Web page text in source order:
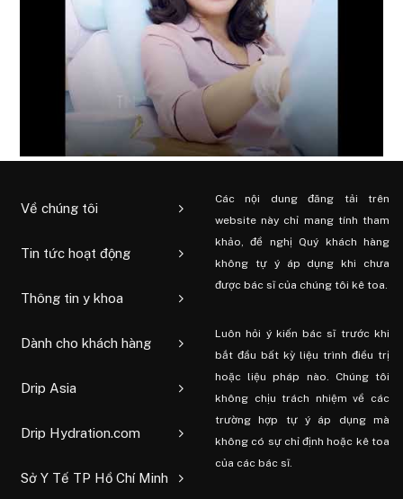
Về chúng tôi
Tin tức hoạt động
Thông tin y khoa
Dành cho khách hàng
Drip Asia
Drip Hydration.com
Sở Y Tế TP Hồ Chí Minh
Các nội dung đăng tải trên
website này chỉ mang tính tham
khảo, đề nghị Quý khách hàng
không tự ý áp dụng khi chưa
được bác sĩ của chúng tôi kê toa.
Luôn hỏi ý kiến ​​bác sĩ trước khi
bắt đầu bất kỳ liệu trình điều trị
hoặc liệu pháp nào. Chúng tôi
không chịu trách nhiệm về các
trường hợp tự ý áp dụng mà
không có sự chỉ định hoặc kê toa
của các bác sĩ.